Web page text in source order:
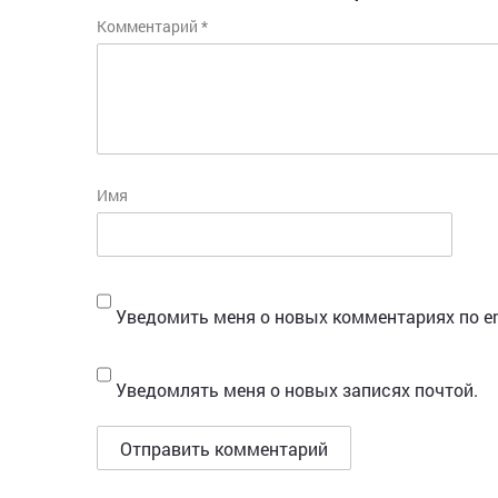
Комментарий *
Имя
Уведомить меня о новых комментариях по
Уведомлять меня о новых записях почтой.